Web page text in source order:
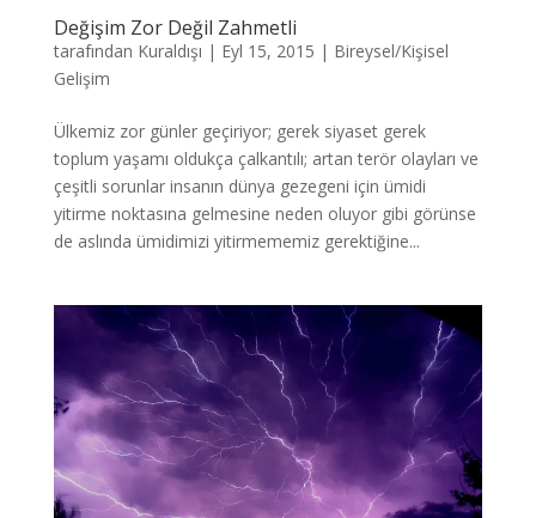
Değişim Zor Değil Zahmetli
tarafından Kuraldışı | Eyl 15, 2015 | Bireysel/Kişisel
Gelişim
Ülkemiz zor günler geçiriyor; gerek siyaset gerek
toplum yaşamı oldukça çalkantılı; artan terör olayları ve
çeşitli sorunlar insanın dünya gezegeni için ümidi
yitirme noktasına gelmesine neden oluyor gibi görünse
de aslında ümidimizi yitirmememiz gerektiğine...